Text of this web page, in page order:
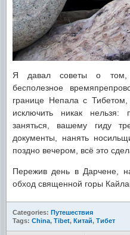
Я давал советы о том,
бесполезное
границе Непала с
исключить никак
заняться, вашему гиду
документы, нанять
поздно вечером, всё это
Пережив день в Дарчене,
обход священной горы
Categories: Путешествия
Tags: China, Tibet, Китай, Тибет